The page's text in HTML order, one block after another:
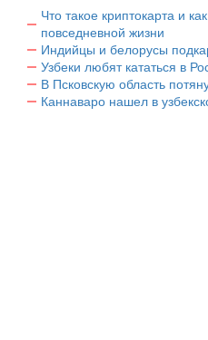
Что такое криптокарта и
повседневной жизни
Индийцы и белорусы
Узбеки любят кататься в
В Псковскую область
Каннаваро нашел в